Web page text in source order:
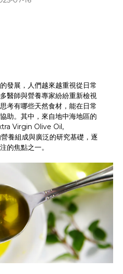
發展，人們越來越重視從日常
醫師與營養專家紛紛重新檢視
考有哪些天然食材，能在日常
助。其中，來自地中海地區的
Virgin Olive Oil,
養組成與廣泛的研究基礎，逐
的焦點之一。